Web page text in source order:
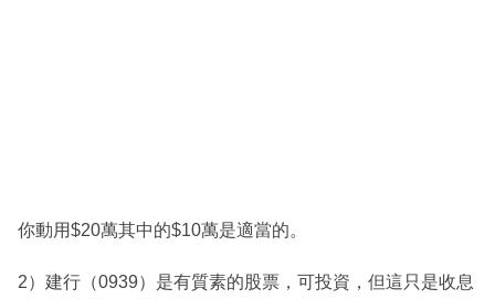
你動用$20萬其中的$10萬是適當的。
2）建行（0939）是有質素的股票，可投資，但這只是收息